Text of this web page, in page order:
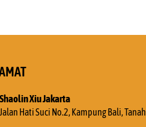
Shaolin Xiu Jakarta
Jalan Hati Suci No.2, Kampung Bali,